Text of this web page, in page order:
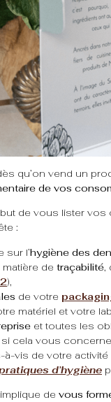
qu’on vend un
de vos
but de vous lister
:
sur l’hygiène des
de traçabilité,
),
de votre
matériel et votre
et toutes les
cela vous
vis de votre
d’hygiène
de vous